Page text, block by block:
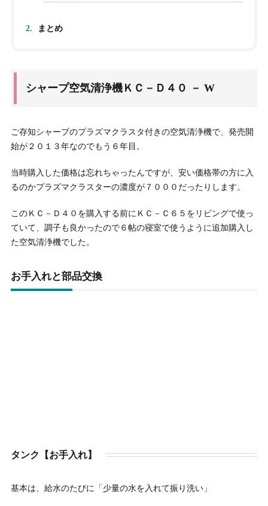
2. まとめ
シャープ空気清浄機ＫＣ－Ｄ４０ － W
ご存知シャープのプラズマクラスタ付きの空気清浄機で、発売開
始が２０１３年なのでもう６年目。
当時購入した価格は忘れちゃったんですが、安い価格帯の方に入
るのかプラズマクラスターの濃度が７０００だったりします。
このＫＣ－Ｄ４０を購入する前にＫＣ－Ｃ６５をリビングで使っ
ていて、調子も良かったので６帖の寝室で使うように追加購入し
た空気清浄機でした。
お手入れと部品交換
タンク【お手入れ】
基本は、給水のたびに「少量の水を入れて振り洗い」